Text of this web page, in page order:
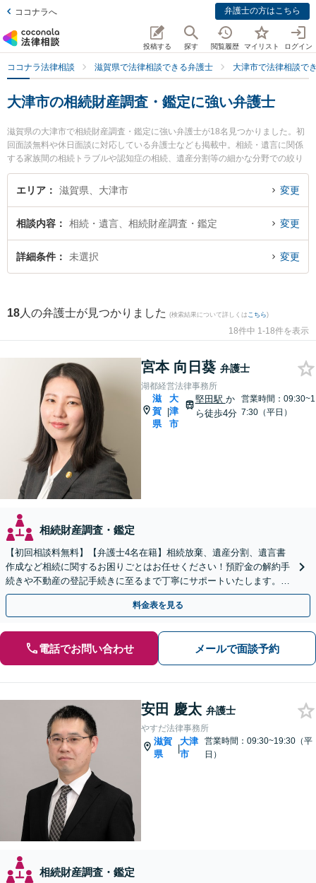
ココナラへ 弁護士の方はこちら
投稿する 探す 閲覧履歴 マイリスト ログイン
ココナラ法律相談 滋賀県で法律相談できる弁護士 大津市で法律相談で
大津市の相続財産調査・鑑定に強い弁護士
滋賀県の大津市で相続財産調査・鑑定に強い弁護士が18名見つかりました。初
回面談無料や休日面談に対応している弁護士なども掲載中。相続・遺言に関係
する家族間の相続トラブルや認知症の相続、遺産分割等の細かな分野での絞り
込み検索もでき便利です。特に湖都経営法律事務所の宮本 向日葵弁護士ややす
だ法律事務所の安田 慶太弁護士、湖都経営法律事務所の山口 智之弁護士のプロ
フィール情報や弁護士費用、強みなどが注目されています。『大津市で土日や
い』『相続財産調査・鑑定のトラブル解決の実績豊富な近くの弁護士を検索し
たい』『初回相談無料で相続財産調査・鑑定を法律相談できる大津市内の弁護
士に相談予約したい』などでお困りの相談者さんにおすすめです。
エリア 滋賀県、大津市 変更
相談内容 相続・遺言、相続財産調査・鑑定 変更
詳細条件 未選択 変更
18 人の弁護士が見つかりました (検索結果について詳しくは こちら)
18件中 1-18件を表示
宮本 向日葵 弁護士
湖都経営法律事務所
滋
賀
県
|
大
津
市
堅田駅 か
ら徒歩4分
営業時間：09:30~1
7:30（平日）
相続財産調査・鑑定
【初回相談料無料】【弁護士4名在籍】相続放棄、遺産分割、遺言書
作成など相続に関するお困りごとはお任せください！預貯金の解約手
続きや不動産の登記手続きに至るまで丁寧にサポートいたします。
【堅田駅東口徒歩4分】【無料駐車場あり】
料金表を見る
電話でお問い合わせ メールで面談予約
安田 慶太 弁護士
やすだ法律事務所
滋賀
県
|
大津
市
営業時間：09:30~19:30（平
日）
相続財産調査・鑑定